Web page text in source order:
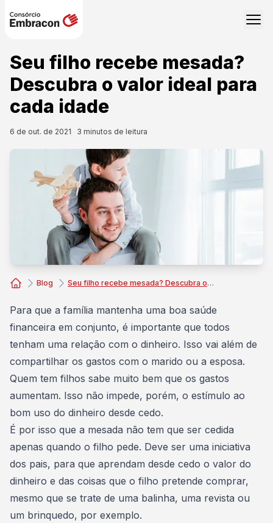
Seu filho recebe mesada?
Descubra o valor ideal para
cada idade
6 de out. de 2021 3 minutos de leitura
Blog Seu filho recebe mesada? Descubra o valor ideal para cada idade
Para que a família mantenha uma boa saúde
financeira em conjunto, é importante que todos
tenham uma relação com o dinheiro. Isso vai além de
compartilhar os gastos com o marido ou a esposa.
Quem tem filhos sabe muito bem que os gastos
aumentam. Isso não impede, porém, o estímulo ao
bom uso do dinheiro desde cedo.
É por isso que a mesada não tem que ser cedida
apenas quando o filho pede. Deve ser uma iniciativa
dos pais, para que aprendam desde cedo o valor do
dinheiro e das coisas que o filho pretende comprar,
mesmo que se trate de uma balinha, uma revista ou
um brinquedo, por exemplo.